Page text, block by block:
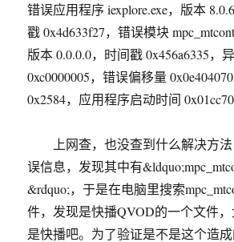
错
的
词？
错误应用程序 iexplore.exe，版本
戳 0x4d633f27，错误模块
版本 0.0.0.0，时间戳 0x456a6335，
0xc0000005，错误偏移量
0x2584，应用程序启动时间
上网查，也没查到什么解决方法
误信息，发现其中有
&rdquo;，于是在电脑里搜索
件，发现是快播QVOD的一个文件
是快播吧。为了验证是不是这个造